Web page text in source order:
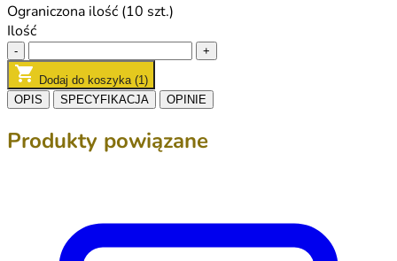
Ograniczona ilość (10 szt.)
Ilość
- +
Dodaj do koszyka (1)
OPIS
SPECYFIKACJA OPINIE
Produkty powiązane